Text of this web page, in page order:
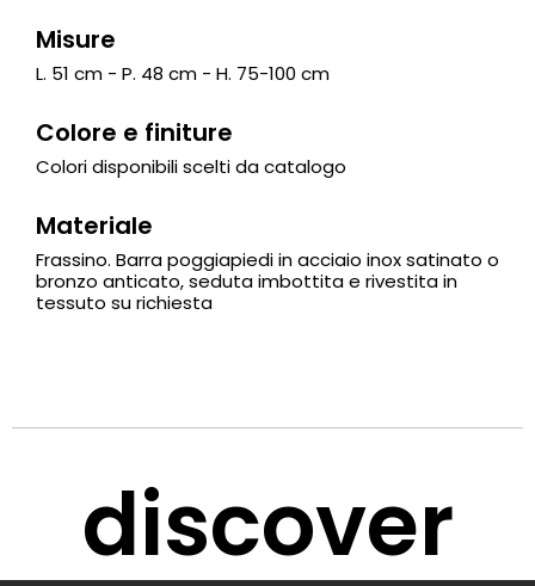
Misure
L. 51 cm - P. 48 cm - H. 75-100 cm
Colore e finiture
Colori disponibili scelti da catalogo
Materiale
Frassino. Barra poggiapiedi in acciaio inox satinato o
bronzo anticato, seduta imbottita e rivestita in
tessuto su richiesta
discover